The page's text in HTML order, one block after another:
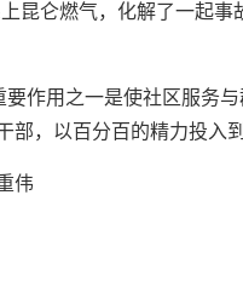
昆仑燃气，化解了一起
要作用之一是使社区服务
，以百分百的精力投入
伟